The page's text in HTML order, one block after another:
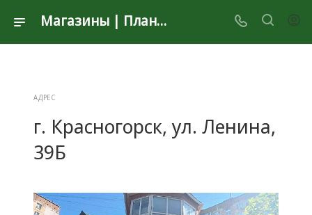
Магазины | Планета Секонд Хенд
АДРЕС
г. Красногорск, ул. Ленина,
39Б